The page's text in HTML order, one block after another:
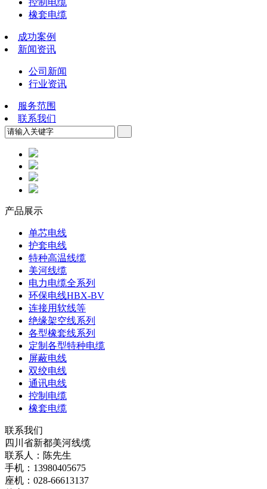
控制电缆
橡套电缆
成功案例
新闻资讯
公司新闻
行业资讯
服务范围
联系我们
产品展示
单芯电线
护套电线
特种高温线缆
美河线缆
电力电缆全系列
环保电线HBX-BV
连接用软线等
绝缘架空线系列
各型橡套线系列
定制各型特种电缆
屏蔽电线
双绞电线
通讯电线
控制电缆
橡套电缆
联系我们
四川省新都美河线缆
联系人：陈先生
手机：13980405675
座机：028-66613137